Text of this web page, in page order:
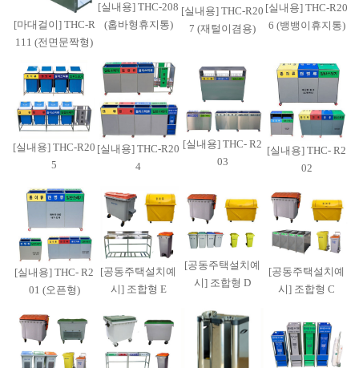
[마대걸이] THC-R
111 (전면문짝형)
[실내용] THC-208
(홉바형휴지통)
[실내용] THC-R20
7 (재털이겸용)
[실내용] THC-R20
6 (뱅뱅이휴지통)
[실내용] THC-R20
5
[실내용] THC-R20
4
[실내용] THC- R2
03
[실내용] THC- R2
02
[실내용] THC- R2
01 (오픈형)
[공동주택설치예
시] 조합형 E
[공동주택설치예
시] 조합형 D
[공동주택설치예
시] 조합형 C